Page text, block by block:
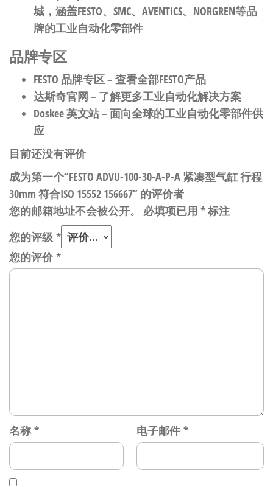
城，涵盖FESTO、SMC、AVENTICS、NORGREN等品
牌的工业自动化零部件
品牌专区
FESTO 品牌专区– 查看全部FESTO产品
达斯奇官网 – 了解更多工业自动化解决方案
Doskee 英文站– 面向全球的工业自动化零部件供
应
目前还没有评价
成为第一个“FESTO ADVU-100-30-A-P-A 紧凑型气缸 行程
30mm 符合ISO 15552 156667” 的评价者
您的邮箱地址不会被公开。
必填项已用 *标注
您的评级 *
您的评价*
名称 * 电子邮件 *